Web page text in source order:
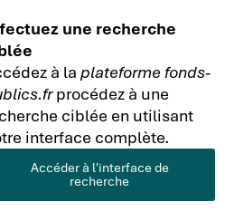
une recherche
à laplateforme fonds-
procédez à une
ciblée en utilisant
interface complète.
Accéder à l'interface de
recherche